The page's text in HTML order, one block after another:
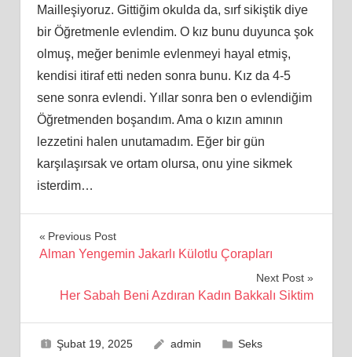
Mailleşiyoruz. Gittiğim okulda da, sırf sikiştik diye
bir Öğretmenle evlendim. O kız bunu duyunca şok
olmuş, meğer benimle evlenmeyi hayal etmiş,
kendisi itiraf etti neden sonra bunu. Kız da 4-5
sene sonra evlendi. Yıllar sonra ben o evlendiğim
Öğretmenden boşandım. Ama o kızın amının
lezzetini halen unutamadım. Eğer bir gün
karşılaşırsak ve ortam olursa, onu yine sikmek
isterdim…
Yazı
Previous Post
Alman Yengemin Jakarlı Külotlu Çorapları
Next Post
Her Sabah Beni Azdıran Kadın Bakkalı Siktim
Şubat 19, 2025 admin
Seks